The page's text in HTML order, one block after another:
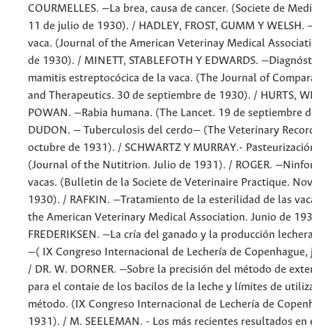
COURMELLES. —La brea, causa de cancer. (Societe de
11 de julio de 1930). / HADLEY, FROST, GUMM Y
vaca. (Journal of the American Veterinay Medical
de 1930). / MINETT, STABLEFOTH Y EDWARDS.
mamitis estreptocócica de la vaca. (The Journal of
and Therapeutics. 30 de septiembre de 1930). / HURTS,
POWAN. —Rabia humana. (The Lancet. 19 de septiembre
DUDON. — Tuberculosis del cerdo— (The Veterinary
octubre de 1931). / SCHWARTZ Y MURRAY.-
(Journal of the Nutitrion. Julio de 1931). / ROGER.
vacas. (Bulletin de la Societe de Veterinaire Practique.
1930). / RAFKIN. —Tratamiento de la esterilidad de las
the American Veterinary Medical Association. Junio de
FREDERIKSEN. —La cría del ganado y la producción
—( IX Congreso Internacional de Lechería de
/ DR. W. DORNER. —Sobre la precisión del método de
para el contaie de los bacilos de la leche y límites de
método. (IX Congreso Internacional de Lechería de
1931). / M. SEELEMAN. - Los más recientes resultados